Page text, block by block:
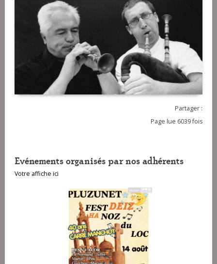
Partager :
Page lue 6039 fois
Evénements organisés par nos adhérents
Votre affiche ici